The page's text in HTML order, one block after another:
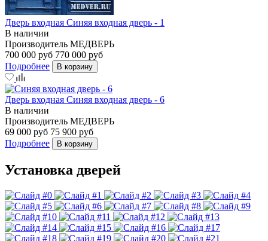
Дверь входная Синяя входная дверь - 1
В наличии
Производитель МЕДВЕРЬ
700 000 руб 770 000 руб
Подробнее
В корзину
Дверь входная Синяя входная дверь - 6
В наличии
Производитель МЕДВЕРЬ
69 000 руб 75 900 руб
Подробнее
В корзину
Установка дверей